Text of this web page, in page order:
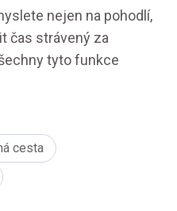
nejen na pohodlí,
čas strávený za
tyto funkce
cesta